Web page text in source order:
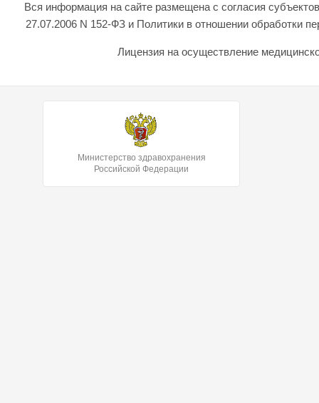
Вся информация на сайте размещена с согласия
27.07.2006 N 152-ФЗ и Политики в отношении обработки
Лицензия на осуществление
Министерство здравохранения
Российской Федерации